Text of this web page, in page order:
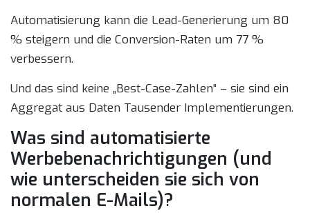
Automatisierung kann die Lead-Generierung um 80
% steigern und die Conversion-Raten um 77 %
verbessern.
Und das sind keine „Best-Case-Zahlen“ – sie sind ein
Aggregat aus Daten Tausender Implementierungen.
Was sind automatisierte
Werbebenachrichtigungen (und
wie unterscheiden sie sich von
normalen E-Mails)?